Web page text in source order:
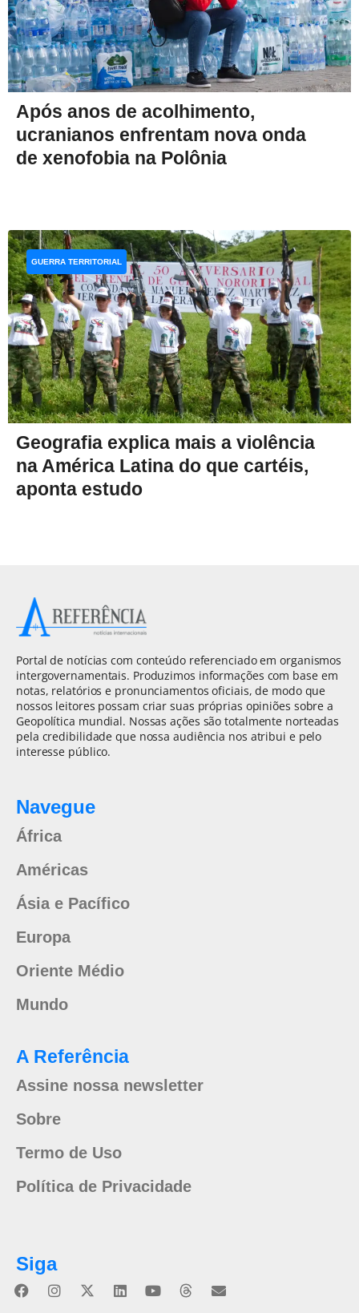
Após anos de acolhimento,
ucranianos enfrentam nova onda
de xenofobia na Polônia
Geografia explica mais a violência
na América Latina do que cartéis,
aponta estudo
GUERRA TERRITORIAL
Portal de notícias com conteúdo referenciado em organismos
intergovernamentais. Produzimos informações com base em
notas, relatórios e pronunciamentos oficiais, de modo que
nossos leitores possam criar suas próprias opiniões sobre a
Geopolítica mundial. Nossas ações são totalmente norteadas
pela credibilidade que nossa audiência nos atribui e pelo
interesse público.
Navegue
África
Américas
Ásia e Pacífico
Europa
Oriente Médio
Mundo
A Referência
Assine nossa newsletter
Sobre
Termo de Uso
Política de Privacidade
Siga